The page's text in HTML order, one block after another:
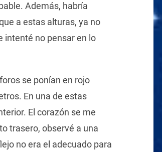
Además, habría
a estas alturas, ya no
intenté no pensar en lo
se ponían en rojo
En una de estas
El corazón se me
trasero, observé a una
no era el adecuado para